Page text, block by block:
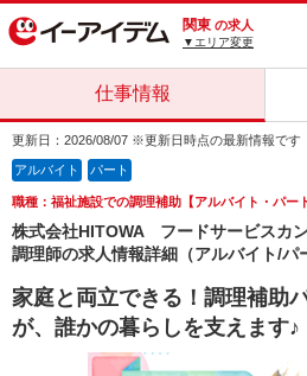
関東 の求人
▼エリア変更
仕事情報
更新日：2026/08/07 ※更新日時点の最新情報です
アルバイト パート
職種：福祉施設での調理補助【アルバイト・パート
株式会社HITOWA フードサービスカ
調理師の求人情報詳細（アルバイト/パ
家庭と両立できる！調理補
が、誰かの暮らしを支えます♪